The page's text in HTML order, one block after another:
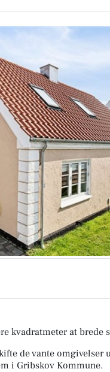
kvadratmeter at brede
de vante omgivelser
i Gribskov Kommune.